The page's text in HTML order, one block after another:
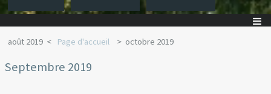
août 2019 Page d'accueil octobre 2019
Septembre 2019